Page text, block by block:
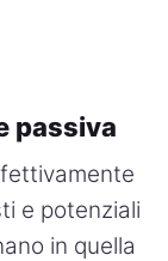
passiva
e potenziali
in quella